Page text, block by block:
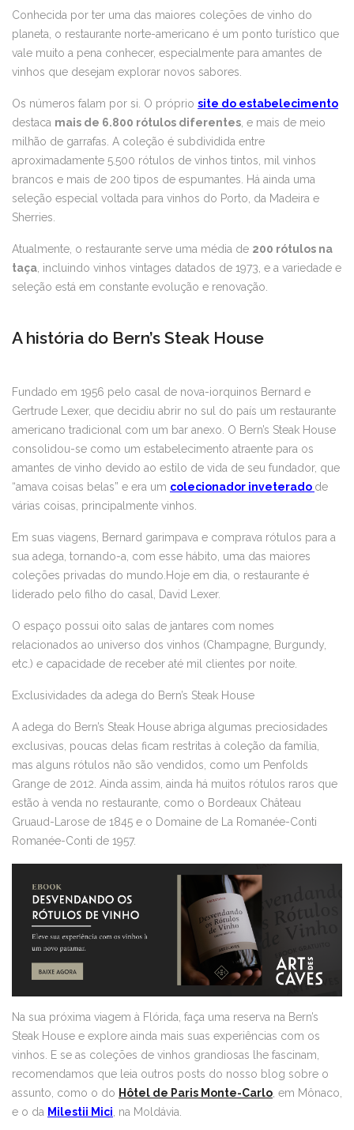
Conhecida por ter uma das maiores coleções de vinho do
planeta, o restaurante norte-americano é um ponto turístico que
vale muito a pena conhecer, especialmente para amantes de
vinhos que desejam explorar novos sabores.
Os números falam por si. O próprio site do estabelecimento
destaca mais de 6.800 rótulos diferentes , e mais de meio
milhão de garrafas. A coleção é subdividida entre
aproximadamente 5.500 rótulos de vinhos tintos, mil vinhos
brancos e mais de 200 tipos de espumantes. Há ainda uma
seleção especial voltada para vinhos do Porto, da Madeira e
Sherries.
Atualmente, o restaurante serve uma média de 200 rótulos na
taça , incluindo vinhos vintages datados de 1973, e a variedade e
seleção está em constante evolução e renovação.
A história do Bern’s Steak House
Fundado em 1956 pelo casal de nova-iorquinos Bernard e
Gertrude Lexer, que decidiu abrir no sul do país um restaurante
americano tradicional com um bar anexo. O Bern’s Steak House
consolidou-se como um estabelecimento atraente para os
amantes de vinho devido ao estilo de vida de seu fundador, que
“amava coisas belas” e era um colecionador inveterado de
várias coisas, principalmente vinhos.
Em suas viagens, Bernard garimpava e comprava rótulos para a
sua adega, tornando-a, com esse hábito, uma das maiores
coleções privadas do mundo.Hoje em dia, o restaurante é
liderado pelo filho do casal, David Lexer.
O espaço possui oito salas de jantares com nomes
relacionados ao universo dos vinhos (Champagne, Burgundy,
etc.) e capacidade de receber até mil clientes por noite.
Exclusividades da adega do Bern’s Steak House
A adega do Bern’s Steak House abriga algumas preciosidades
exclusivas, poucas delas ficam restritas à coleção da família,
mas alguns rótulos não são vendidos, como um Penfolds
Grange de 2012. Ainda assim, ainda há muitos rótulos raros que
estão à venda no restaurante, como o Bordeaux Château
Gruaud-Larose de 1845 e o Domaine de La Romanée-Conti
Romanée-Conti de 1957.
Na sua próxima viagem à Flórida, faça uma reserva na Bern’s
Steak House e explore ainda mais suas experiências com os
vinhos. E se as coleções de vinhos grandiosas lhe fascinam,
recomendamos que leia outros posts do nosso blog sobre o
assunto, como o do Hôtel de Paris Monte-Carlo , em Mônaco,
e o da Milestii Mici , na Moldávia.